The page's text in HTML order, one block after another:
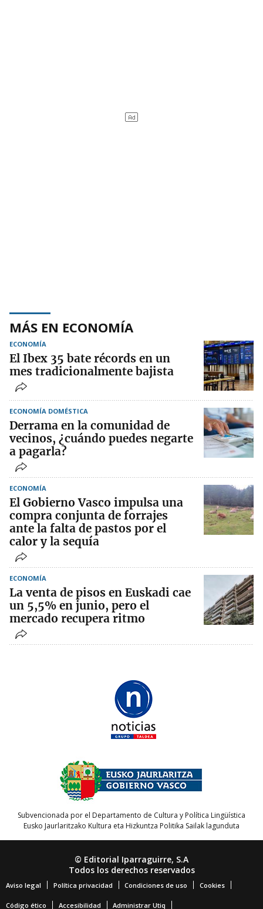
MÁS EN ECONOMÍA
ECONOMÍA
El Ibex 35 bate récords en un
mes tradicionalmente bajista
ECONOMÍA DOMÉSTICA
Derrama en la comunidad de
vecinos, ¿cuándo puedes negarte
a pagarla?
ECONOMÍA
El Gobierno Vasco impulsa una
compra conjunta de forrajes
ante la falta de pastos por el
calor y la sequía
ECONOMÍA
La venta de pisos en Euskadi cae
un 5,5% en junio, pero el
mercado recupera ritmo
Subvencionada por el Departamento de Cultura y Política Lingüística
Eusko Jaurlaritzako Kultura eta Hizkuntza Politika Sailak lagunduta
© Editorial Iparraguirre, S.A
Todos los derechos reservados
Aviso legal Política privacidad Condiciones de uso Cookies
Código ético Accesibilidad Administrar Utiq